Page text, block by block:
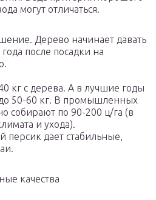
могут отличаться.
Дерево начинает давать
после посадки на
кг с дерева. А в лучшие годы
50-60 кг. В промышленных
собирают по 90-200 ц/га (в
и ухода).
персик дает стабильные,
качества